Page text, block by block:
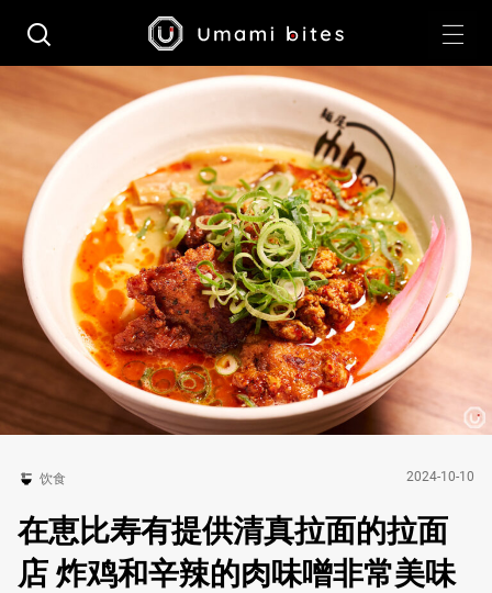
饮食 2024-10-10
在恵比寿有提供清真拉面的拉面
店 炸鸡和辛辣的肉味噌非常美味